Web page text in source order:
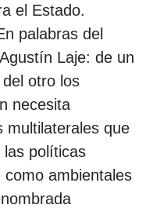
el Estado.
palabras del
Laje: de un
otro los
necesita
multilaterales que
las políticas
ambientales